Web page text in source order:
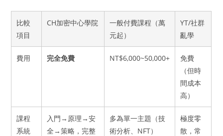
比較
項目
CH加密中心學院
一般付費課程（萬
元起）
YT/社群
亂學
費用 完全免費 NT$6,000~50,000+
免費
（但時
間成本
高）
課程
系統
入門→原理→安
全→策略，完整
多為單一主題（技
術分析、NFT）
極度零
散，常